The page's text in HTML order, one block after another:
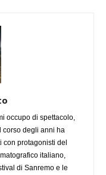
occupo di spettacolo,
corso degli anni ha
con protagonisti del
italiano,
di Sanremo e le